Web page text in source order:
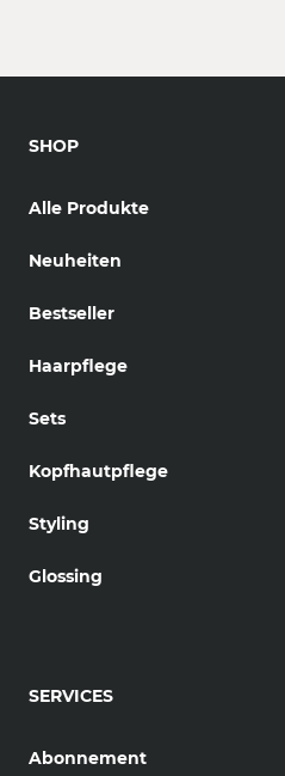
SHOP
Alle Produkte
Neuheiten
Bestseller
Haarpflege
Sets
Kopfhautpflege
Styling
Glossing
SERVICES
Abonnement